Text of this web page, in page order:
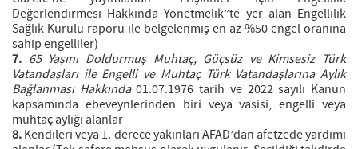
Değerlendirmesi Hakkında Yönetmelik”te yer alan Engellilik
Sağlık Kurulu raporu ile belgelenmiş en az %50 engel oranına
sahip engelliler)
7. 65 Yaşını Doldurmuş Muhtaç, Güçsüz ve Kimsesiz Türk
Vatandaşları ile Engelli ve Muhtaç Türk Vatandaşlarına Aylık
Bağlanması Hakkında01.07.1976 tarih ve 2022 sayılı Kanun
kapsamında ebeveynlerinden biri veya vasisi, engelli veya
muhtaç aylığı alanlar
8.Kendileri veya 1. derece yakınları AFAD’dan afetzede yardımı